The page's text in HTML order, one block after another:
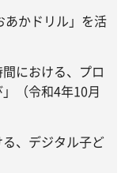
かドリル」を活
における、プロ
（令和4年10月
、デジタル子ど